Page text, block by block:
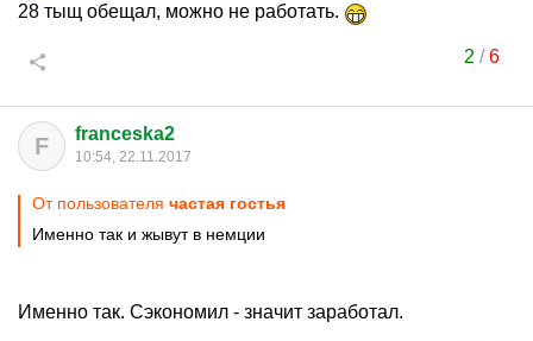
28 тыщ обещал, можно не работать.
2 /6
F franceska2
10:54, 22.11.2017
От пользователя частая гостья
Именно так и жывут в немции
Именно так. Сэкономил - значит заработал.